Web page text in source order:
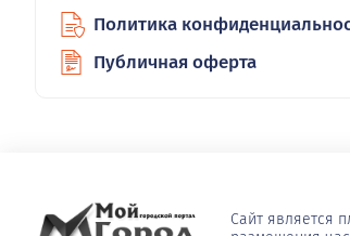
Политика
Публичная оферта
Сайт является